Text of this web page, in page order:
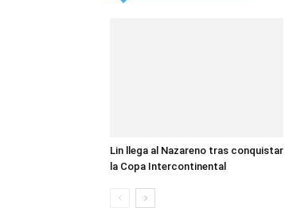
Lin llega al Nazareno tras conquistar
la Copa Intercontinental